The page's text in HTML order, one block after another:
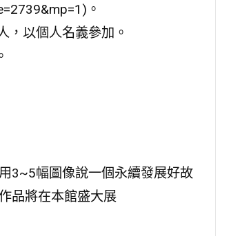
。
，以個人名義參加。
3~5幅圖像說一個永續發展好故
品將在本館盛大展